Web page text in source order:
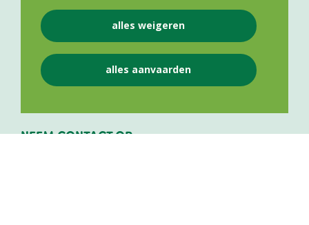
alles weigeren
alles aanvaarden
Lange Leemstraat 187
Antwerpen
BE 0841 975 143
NEEM CONTACT OP